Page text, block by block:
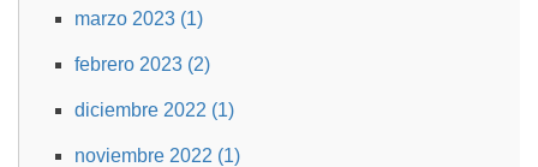
marzo 2023 (1)
febrero 2023 (2)
diciembre 2022 (1)
noviembre 2022 (1)